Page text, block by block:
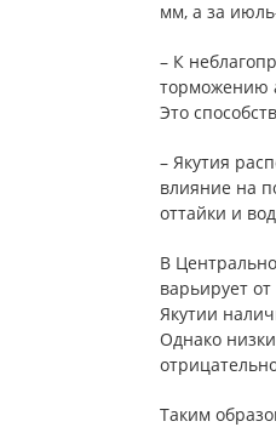
мм, а за
– К
торможению
Это
– Якутия
влияние на
оттайки и
В
варьирует
Якутии
Однако
Таким